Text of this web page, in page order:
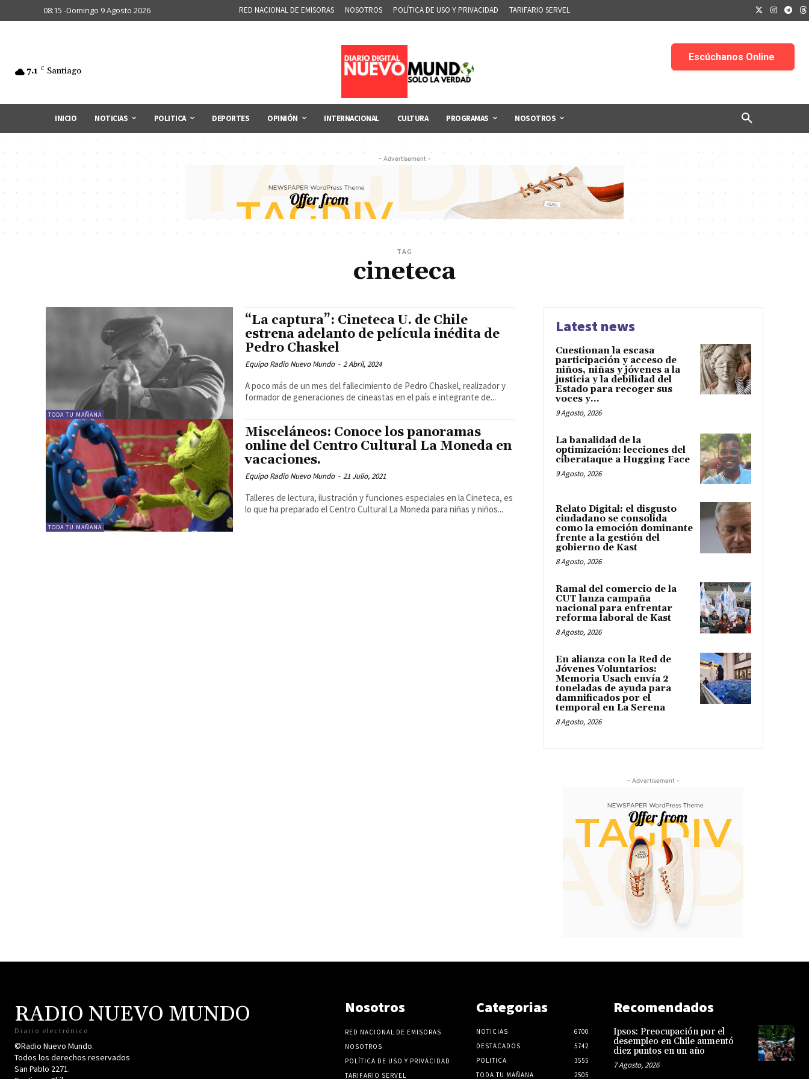
08:15 -Domingo 9 Agosto 2026 RED NACIONAL DE EMISORAS NOSOTROS POLÍTICA DE USO Y PRIVACIDAD TARIFARIO SERVEL
7.1 C Santiago
INICIO NOTICIAS POLITICA DEPORTES OPINIÓN INTERNACIONAL CULTURA PROGRAMAS NOSOTROS
- Advertisement -
TAG
cineteca
TODA TU MAÑANA
“La captura”: Cineteca U. de Chile
estrena adelanto de película inédita de
Pedro Chaskel
Equipo Radio Nuevo Mundo - 2 Abril, 2024
A poco más de un mes del fallecimiento de Pedro Chaskel, realizador y
formador de generaciones de cineastas en el país e integrante de...
TODA TU MAÑANA
Misceláneos: Conoce los panoramas
online del Centro Cultural La Moneda en
vacaciones.
Equipo Radio Nuevo Mundo - 21 Julio, 2021
Talleres de lectura, ilustración y funciones especiales en la Cineteca, es
lo que ha preparado el Centro Cultural La Moneda para niñas y niños...
Latest news
Cuestionan la escasa
participación y acceso de
niños, niñas y jóvenes a la
justicia y la debilidad del
Estado para recoger sus
voces y...
9 Agosto, 2026
La banalidad de la
optimización: lecciones del
ciberataque a Hugging Face
9 Agosto, 2026
Relato Digital: el disgusto
ciudadano se consolida
como la emoción dominante
frente a la gestión del
gobierno de Kast
8 Agosto, 2026
Ramal del comercio de la
CUT lanza campaña
nacional para enfrentar
reforma laboral de Kast
8 Agosto, 2026
En alianza con la Red de
Jóvenes Voluntarios:
Memoria Usach envía 2
toneladas de ayuda para
damnificados por el
temporal en La Serena
8 Agosto, 2026
- Advertisement -
RADIO NUEVO MUNDO
Diario electrónico
©Radio Nuevo Mundo.
Todos los derechos reservados
San Pablo 2271.
Nosotros
RED NACIONAL DE EMISORAS
NOSOTROS
POLÍTICA DE USO Y PRIVACIDAD
TARIFARIO SERVEL
Categorias
NOTICIAS
6700
DESTACADOS
5742
POLITICA
3555
TODA TU MAÑANA
2505
Recomendados
Ipsos: Preocupación por el
desempleo en Chile aumentó
diez puntos en un año
7 Agosto, 2026